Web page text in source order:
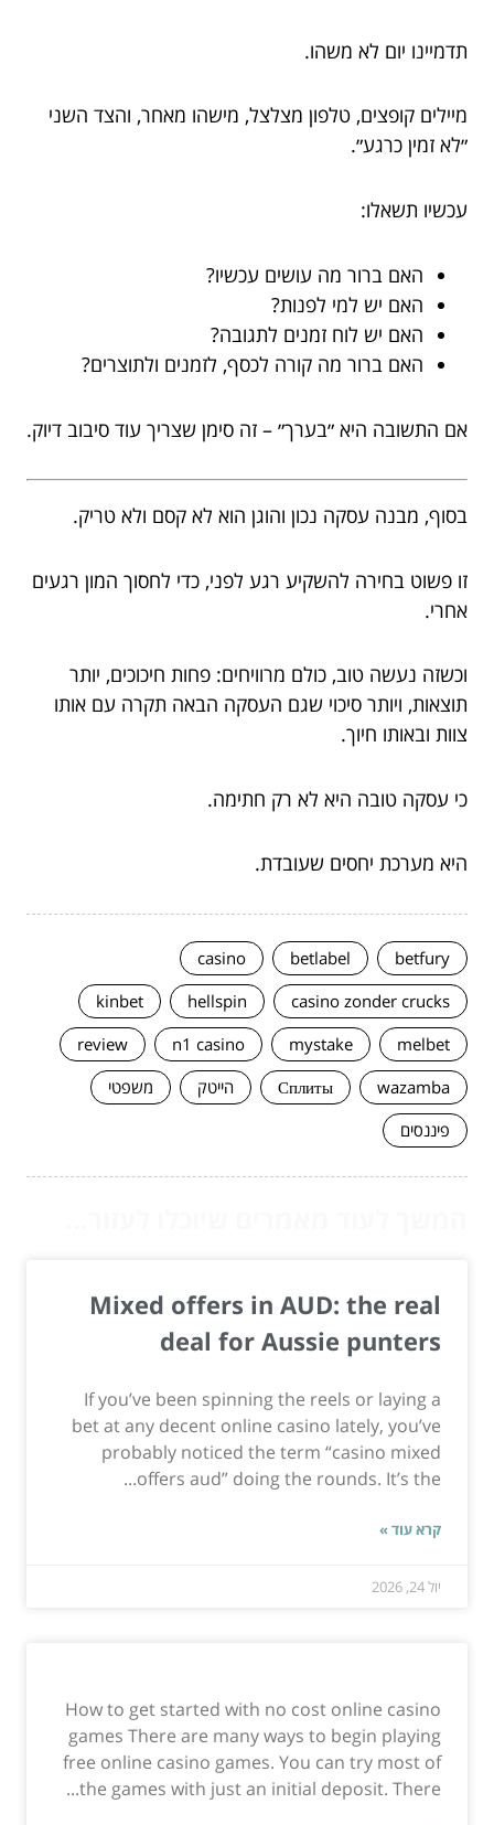
תדמיינו יום לא משהו.
מיילים קופצים, טלפון מצלצל, מישהו מאחר, והצד השני
״לא זמין כרגע״.
עכשיו תשאלו:
האם ברור מה עושים עכשיו?
האם יש למי לפנות?
האם יש לוח זמנים לתגובה?
האם ברור מה קורה לכסף, לזמנים ולתוצרים?
אם התשובה היא ״בערך״ – זה סימן שצריך עוד סיבוב דיוק.
בסוף, מבנה עסקה נכון והוגן הוא לא קסם ולא טריק.
זו פשוט בחירה להשקיע רגע לפני, כדי לחסוך המון רגעים
אחרי.
וכשזה נעשה טוב, כולם מרוויחים: פחות חיכוכים, יותר
תוצאות, ויותר סיכוי שגם העסקה הבאה תקרה עם אותו
צוות ובאותו חיוך.
כי עסקה טובה היא לא רק חתימה.
היא מערכת יחסים שעובדת.
betfury
betlabel
casino
casino zonder crucks
hellspin
kinbet
melbet
mystake
n1 casino
review
wazamba
Сплиты הייטק
משפטי
פיננסים
Mixed offers in AUD: the real
deal for Aussie punters
If you’ve been spinning the reels or laying a
bet at any decent online casino lately, you’ve
probably noticed the term “casino mixed
offers aud” doing the rounds. It’s the...
קרא עוד »
יול 24, 2026
How to get started with no cost online casino
games There are many ways to begin playing
free online casino games. You can try most of
the games with just an initial deposit. There...